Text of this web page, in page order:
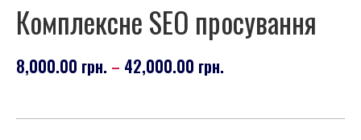
Комплексне SEO просування
8,000.00 грн. – 42,000.00 грн.